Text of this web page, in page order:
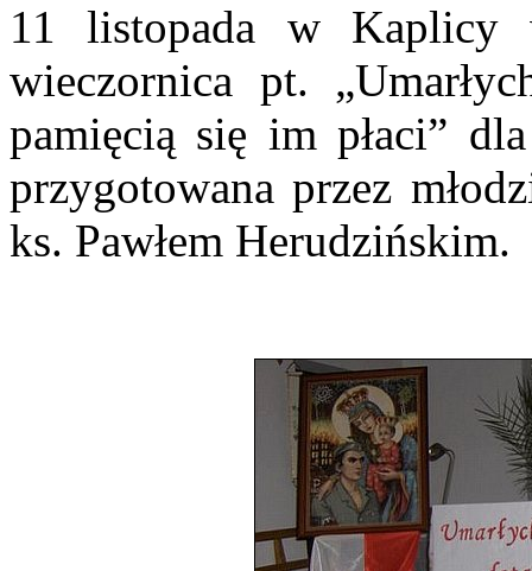
11 listopada w Kaplicy
wieczornica pt.
pamięcią się im płaci”
przygotowana przez
ks. Pawłem Herudzińskim.